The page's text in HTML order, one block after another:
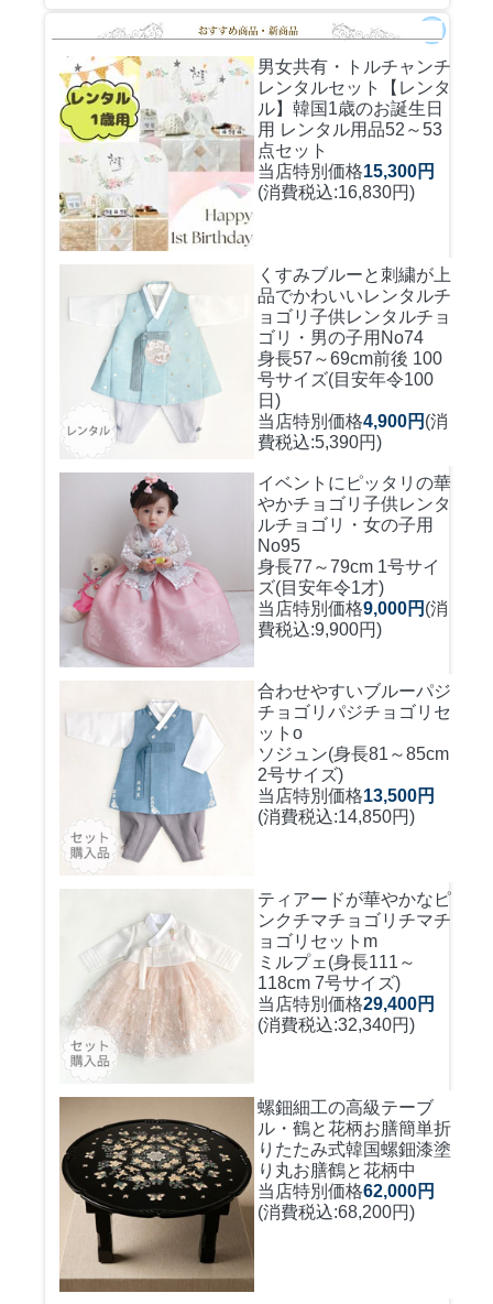
男女共有・トルチャンチ
レンタルセット
【レンタ
ル】韓国1歳のお誕生日
用 レンタル用品52～53
点セット
当店特別価格15,300円
(消費税込:16,830円)
くすみブルーと刺繍が上
品でかわいいレンタルチ
ョゴリ 子供レンタルチョ
ゴリ・男の子用No74
身長57～69cm前後 100
号サイズ(目安年令100
日)
当店特別価格4,900円 (消
費税込:5,390円)
イベントにピッタリの華
やかチョゴリ 子供レンタ
ルチョゴリ・女の子用
No95
身長77～79cm 1号サイ
ズ(目安年令1才)
当店特別価格9,000円 (消
費税込:9,900円)
合わせやすいブルーパジ
チョゴリ パジチョゴリセ
ットo
ソジュン(身長81～85cm
2号サイズ)
当店特別価格13,500円
(消費税込:14,850円)
ティアードが華やかなピ
ンクチマチョゴリ チマチ
ョゴリセットm
ミルプェ(身長111～
118cm 7号サイズ)
当店特別価格29,400円
(消費税込:32,340円)
螺鈿細工の高級テーブ
ル・鶴と花柄お膳簡単折
りたたみ式韓国螺鈿漆塗
り丸お膳鶴と花柄中
当店特別価格62,000円
(消費税込:68,200円)